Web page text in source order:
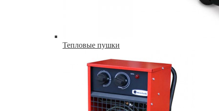
Тепловые пушки